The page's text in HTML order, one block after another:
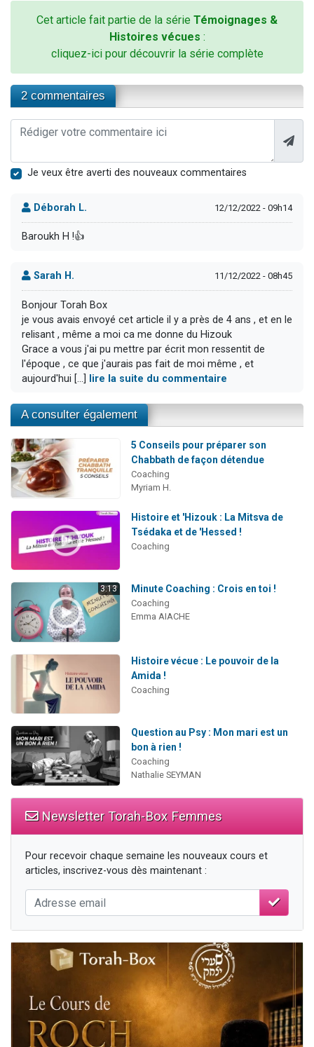
Cet article fait partie de la série Témoignages &
Histoires vécues :
cliquez-ici pour découvrir la série complète
2 commentaires
Je veux être averti des nouveaux commentaires
Déborah L. 12/12/2022 - 09h14
Baroukh H !👍
Sarah H. 11/12/2022 - 08h45
Bonjour Torah Box
je vous avais envoyé cet article il y a près de 4 ans , et en le
relisant , même a moi ca me donne du Hizouk
Grace a vous j'ai pu mettre par écrit mon ressentit de
l'époque , ce que j'aurais pas fait de moi même , et
aujourd'hui [...]
lire la suite du commentaire
A consulter également
5 Conseils pour préparer son
Chabbath de façon détendue
Coaching
Myriam H.
Histoire et 'Hizouk : La Mitsva de
Tsédaka et de 'Hessed !
Coaching
3:13 Minute Coaching : Crois en toi !
Coaching
Emma AIACHE
Histoire vécue : Le pouvoir de la
Amida !
Coaching
Question au Psy : Mon mari est un
bon à rien !
Coaching
Nathalie SEYMAN
Newsletter Torah-Box Femmes
Pour recevoir chaque semaine les nouveaux cours et
articles, inscrivez-vous dès maintenant :